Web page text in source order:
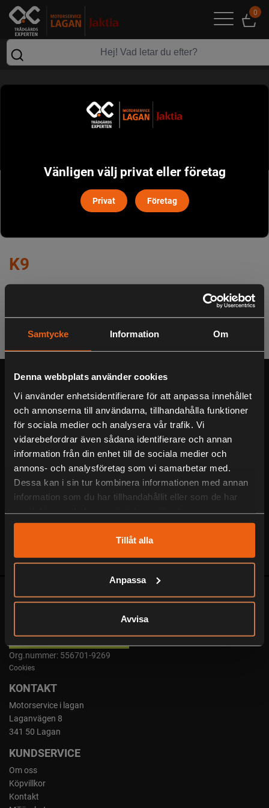
Samtycke Information Om
Denna webbplats använder cookies
Vi använder enhetsidentifierare för att anpassa innehållet
och annonserna till användarna, tillhandahålla funktioner
för sociala medier och analysera vår trafik. Vi
vidarebefordrar även sådana identifierare och annan
information från din enhet till de sociala medier och
annons- och analysföretag som vi samarbetar med.
Dessa kan i sin tur kombinera informationen med annan
information som du har tillhandahållit eller som de har
Tillåt alla
Anpassa
Avvisa
0
K9
POPULÄRT I DENNA KATEGORI
K9
Serviceverkstad
Välkommen in till vår personliga verkstad som servar och reparerar
alla märken!
Blocket/Begagnat
Fyndvaror och begagnade varor hittar du på vår Blocket-butik!
Om oss
verksam sen 1987 och ligger smidigt belägen längs E4:an i
Org.nummer: 556701-9269
Cookies
KONTAKT
Motorservice i lagan
Laganvägen 8
341 50 Lagan
KUNDSERVICE
Om oss
Köpvillkor
Kontakt
Vänligen välj privat eller företag
Privat Företag